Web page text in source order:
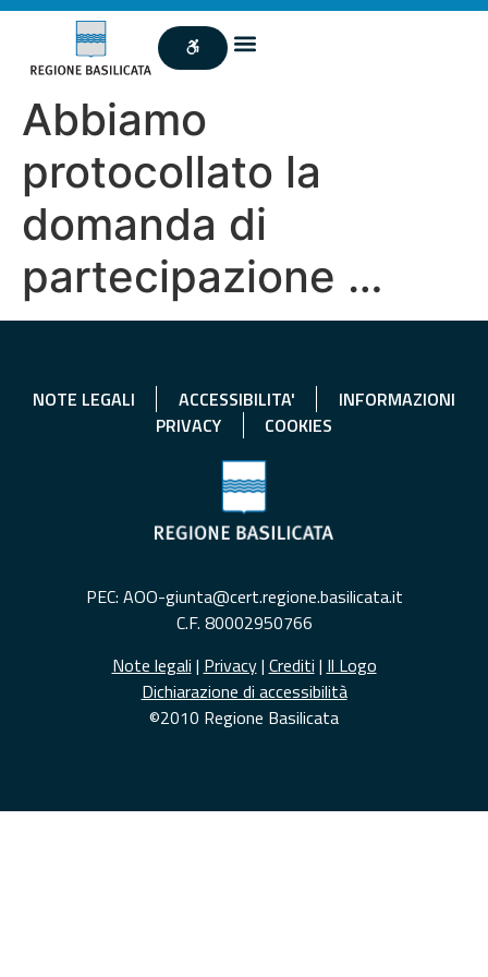
Abbiamo
protocollato la
domanda di
partecipazione …
NOTE LEGALI ACCESSIBILITA'
INFORMAZIONI
PRIVACY
COOKIES
PEC: AOO-giunta@cert.regione.basilicata.it
C.F. 80002950766
Note legali | Privacy| Crediti | Il Logo
Dichiarazione di accessibilità
©2010 Regione Basilicata